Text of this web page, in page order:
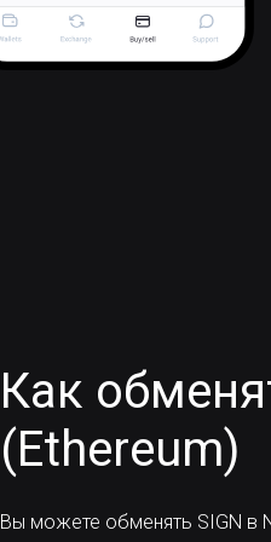
Как
(Ethereum)
Вы можете обменять SIGN в